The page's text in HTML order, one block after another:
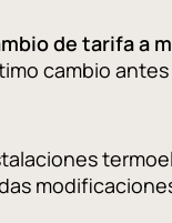
de tarifa a
cambio